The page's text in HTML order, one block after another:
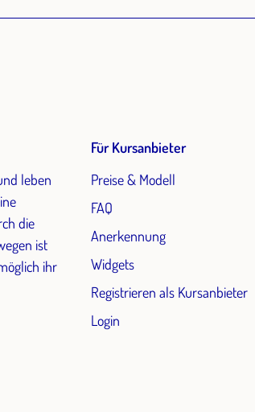
leben
die
ist
ihr
Für Kursanbieter
Preise & Modell
FAQ
Anerkennung
Widgets
Registrieren als Kursanbieter
Login